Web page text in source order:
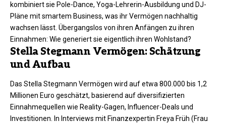
kombiniert sie Pole-Dance, Yoga-Lehrerin-Ausbildung und DJ-
Pläne mit smartem Business, was ihr Vermögen nachhaltig
wachsen lässt. Übergangslos von ihren Anfängen zu ihren
Einnahmen: Wie generiert sie eigentlich ihren Wohlstand?​​
Stella Stegmann Vermögen: Schätzung
und Aufbau
Das Stella Stegmann Vermögen wird auf etwa 800.000 bis 1,2
Millionen Euro geschätzt, basierend auf diversifizierten
Einnahmequellen wie Reality-Gagen, Influencer-Deals und
Investitionen. In Interviews mit Finanzexpertin Freya Früh (Frau